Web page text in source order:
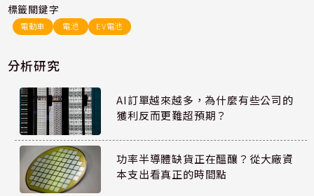
標籤關鍵字
電動車 電池 EV電池
分析研究
AI訂單越來越多，為什麼有些公司的
獲利反而更難超預期？
功率半導體缺貨正在醞釀？從大廠資
本支出看真正的時間點